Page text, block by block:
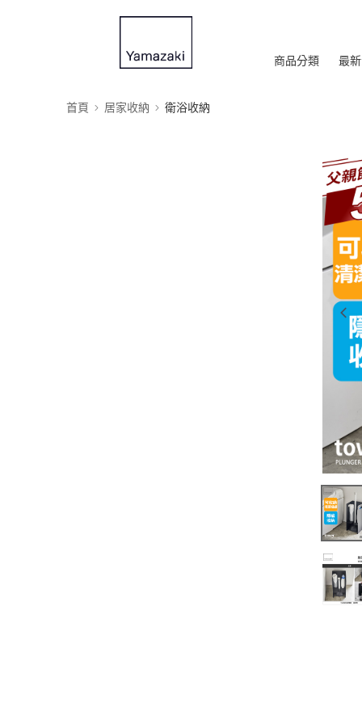
商品分類 最
首頁 居家收納 衛浴收納